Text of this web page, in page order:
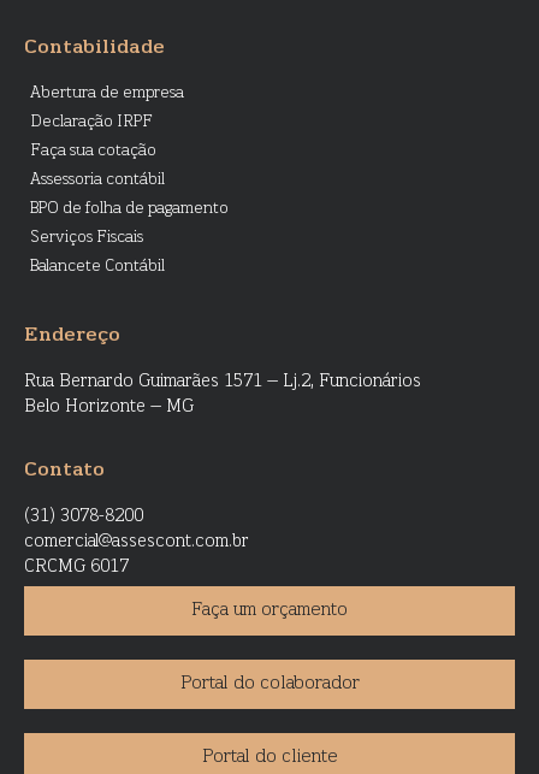
Contabilidade
Abertura de empresa
Declaração IRPF
Faça sua cotação
Assessoria contábil
BPO de folha de pagamento
Serviços Fiscais
Balancete Contábil
Endereço
Rua Bernardo Guimarães 1571 – Lj.2, Funcionários
Belo Horizonte – MG
Contato
(31) 3078-8200
comercial@assescont.com.br
CRCMG 6017
Faça um orçamento
Portal do colaborador
Portal do cliente